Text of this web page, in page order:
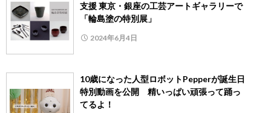
支援 東京・銀座の工芸アートギャラリーで
「輪島塗の特別展」
2024年6月4日
10歳になった人型ロボットPepperが誕生日
特別動画を公開 精いっぱい頑張って踊っ
てるよ！